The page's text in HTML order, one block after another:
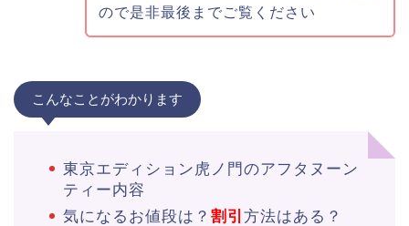
ので是非最後までご覧ください
こんなことがわかります
東京エディション虎ノ門のアフタヌーン
ティー内容
気になるお値段は？ 割引 方法はある？